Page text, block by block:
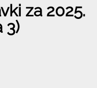
za 2025.
3)